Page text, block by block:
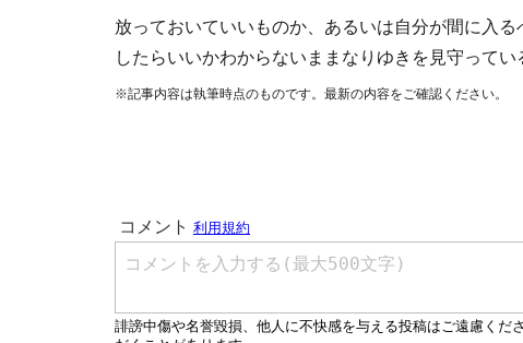
放っておいていいものか、あるいは自分が間に入
したらいいかわからないままなりゆきを見守ってい
※記事内容は執筆時点のものです。最新の内容をご確認ください。